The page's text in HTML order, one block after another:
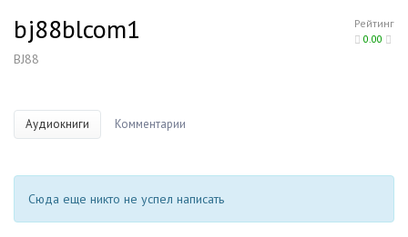
Рейтинг
0.00
bj88blcom1
BJ88
Аудиокниги Комментарии
Сюда еще никто не успел написать